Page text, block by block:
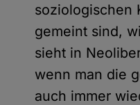
soziologischen
gemeint sind,
sieht in
wenn man die
auch immer